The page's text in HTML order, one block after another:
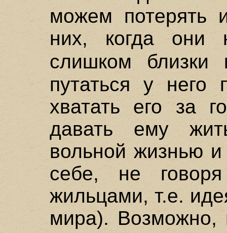
можем потерять
них, когда они
слишком
путаться у него
хватать его за
давать ему
вольной жизнью
себе, не
жильцами, т.е.
мира).